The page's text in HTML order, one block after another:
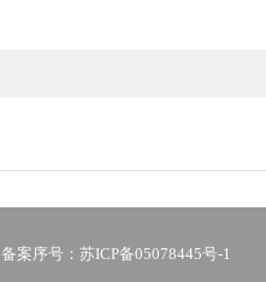
备案序号：苏ICP备05078445号-1